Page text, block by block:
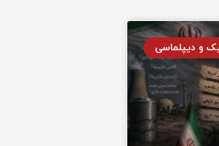
و دیپلماسی